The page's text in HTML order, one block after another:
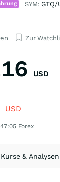
SYM: GTQ/
Zur
USD
USD
Forex
Kurse & Analysen